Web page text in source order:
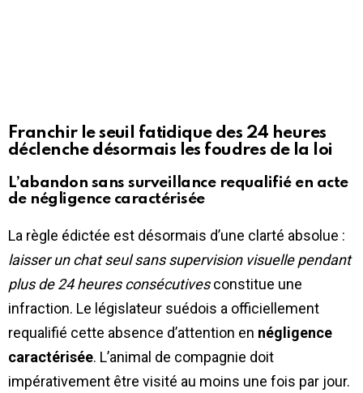
Franchir le seuil fatidique des 24 heures
déclenche désormais les foudres de la loi
L’abandon sans surveillance requalifié en acte
de négligence caractérisée
La règle édictée est désormais d’une clarté absolue :
laisser un chat seul sans supervision visuelle pendant
plus de 24 heures consécutivesconstitue une
infraction. Le législateur suédois a officiellement
requalifié cette absence d’attention en négligence
caractérisée. L’animal de compagnie doit
impérativement être visité au moins une fois par jour.